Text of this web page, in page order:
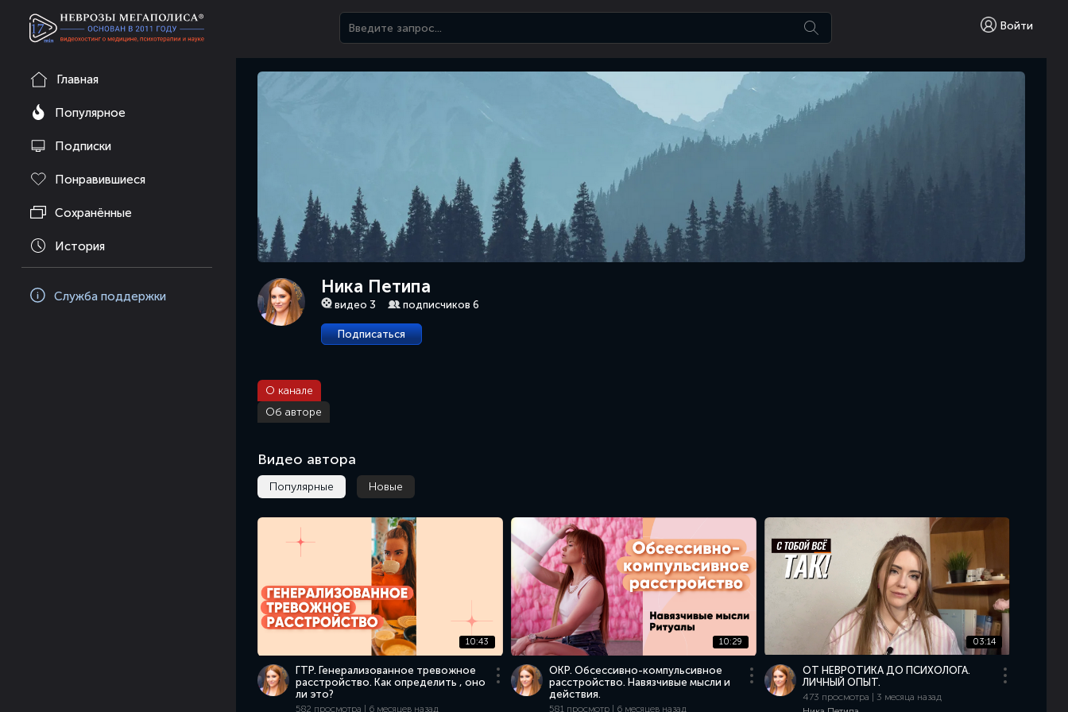
Войти
Главная
Популярное
Подписки
Понравившиеся
Сохранённые
История
Служба поддержки Ника Петипа
видео 3 подписчиков 6
Подписаться
О канале
Об авторе
Видео автора
Популярные Новые
10:43
ГТР. Генерализованное тревожное
расстройство. Как определить , оно
ли это?
582 просмотра | 6 месяцев назад
10:29
ОКР. Обсессивно-компульсивное
расстройство. Навязчивые мысли и
действия.
581 просмотр | 6 месяцев назад
03:14
ОТ НЕВРОТИКА ДО ПСИХОЛОГА.
ЛИЧНЫЙ ОПЫТ.
473 просмотра | 3 месяца назад